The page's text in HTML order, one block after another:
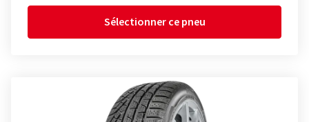
Sélectionner ce pneu